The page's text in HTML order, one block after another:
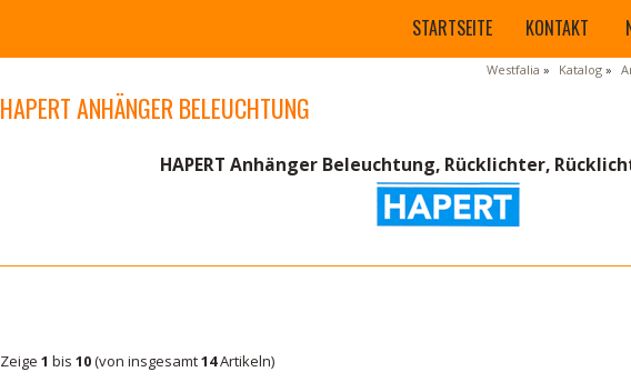
STARTSEITE KONTAKT
Westfalia » Katalog »
HAPERT ANHÄNGER BELEUCHTUNG
HAPERT Anhänger Beleuchtung, Rücklichter,
Zeige 1 bis 10(von insgesamt14Artikeln)